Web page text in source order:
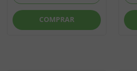
COMPRAR